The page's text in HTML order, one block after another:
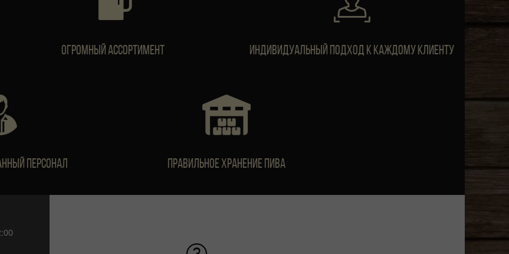
Огромный ассортимент ИндивидуальныЙ подход к каждому клиенту
персонал Правильное хранение пива